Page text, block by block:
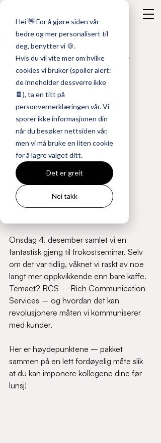
Hei 👋 For å gjøre siden vår
bedre og mer personalisert til
deg, benytter vi 🍪.
Hvis du vil vite mer om hvilke
cookies vi bruker (spoiler alert:
de inneholder dessverre ikke
🍫), ta en titt på
personvernerklæringen vår. Vi
sporer ikke informasjonen din
når du besøker nettsiden vår,
men vi må bruke en liten cookie
for å lagre valget ditt.
Det er greit
Nei takk
Er bedriften din klar for
RCS? Tips og triks fra
frokostseminaret vårt
Helga Stormo
4. des. 2024 2 min lesing
Oppdatert:5. des. 2024
Onsdag 4. desember samlet vi en
fantastisk gjeng til frokostseminar. Selv
om det var tidlig, våknet vi raskt av noe
langt mer oppkvikkende enn bare kaffe.
Temaet? RCS – Rich Communication
Services – og hvordan det kan
revolusjonere måten vi kommuniserer
med kunder.
Her er høydepunktene – pakket
sammen på en lett fordøyelig måte slik
at du kan imponere kollegene dine før
lunsj!